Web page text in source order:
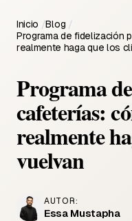
Inicio /Blog /
Programa de fidelización
realmente haga que los
Programa
cafeterías:
realmente
vuelvan
AUTOR:
Essa Mustapha